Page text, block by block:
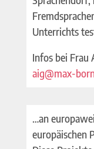
Unterrichts
Infos bei Frau
aig@max-
…an
europäischen